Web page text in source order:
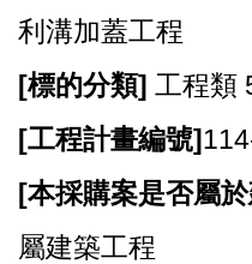
回
首
頁
網
站
導
覽
利溝加蓋工程
[標的分類] 工程類
[工程計畫編號]
[本採購案是否屬
屬建築工程